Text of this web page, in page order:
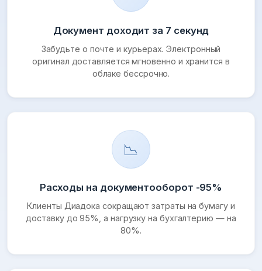
Документ доходит за 7 секунд
Забудьте о почте и курьерах. Электронный
оригинал доставляется мгновенно и хранится в
облаке бессрочно.
📉
Расходы на документооборот -95%
Клиенты Диадока сокращают затраты на бумагу и
доставку до 95%, а нагрузку на бухгалтерию — на
80%.